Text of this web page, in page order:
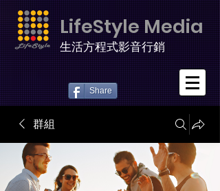
LifeStyle Media
生活方程式影音行銷
Share
群組